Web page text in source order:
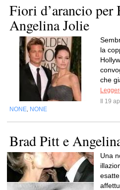
Fiori d’arancio per
Angelina Jolie
la
che
Il 19
NONE NONE
Brad Pitt e
Una